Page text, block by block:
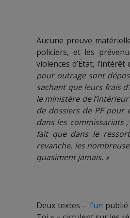
Aucune preuve
policiers, et les
violences d’État,
pour outrage sont
sachant que leurs frais
le ministère de
de dossiers de PF pour
dans les commissariats
fait que dans le ressort
revanche, les
quasiment jamais. »
Deux textes – l’un publié